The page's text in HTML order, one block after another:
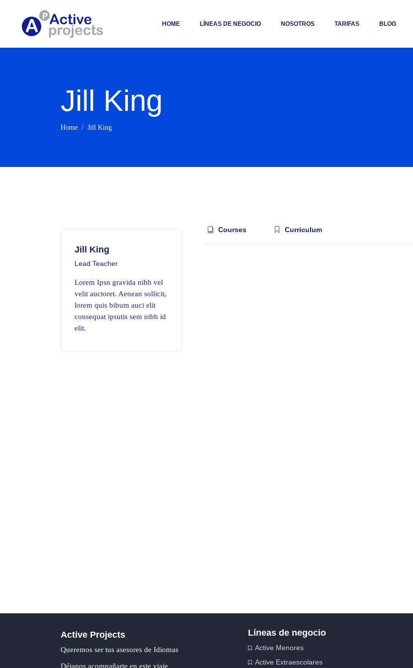
HOME LÍNEAS DE NEGOCIO NOSOTROS TARIFAS BLOG
Jill King
Home / Jill King
Jill King
Lead Teacher
Lorem Ipsn gravida nibh vel
velit auctoret. Aenean sollicit,
lorem quis bibum auci elit
consequat ipsutis sem nibh id
elit.
Courses Curriculum
Active Projects
Queremos ser tus asesores de Idiomas
Déjanos acompañarte en este viaje
Líneas de negocio
Active Menores
Active Extraescolares